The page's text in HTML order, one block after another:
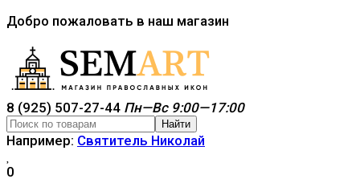
Добро пожаловать в наш магазин
8 (925) 507-27-44 Пн—Вс 9:00—17:00
Найти
Например: Святитель Николай
0